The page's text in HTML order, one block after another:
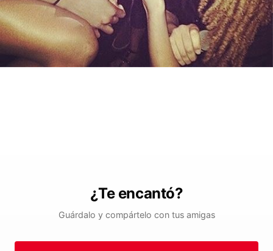
¿Te encantó?
Guárdalo y compártelo con tus amigas